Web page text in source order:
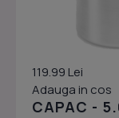
119.99 Lei
Adauga in cos
CAPAC -